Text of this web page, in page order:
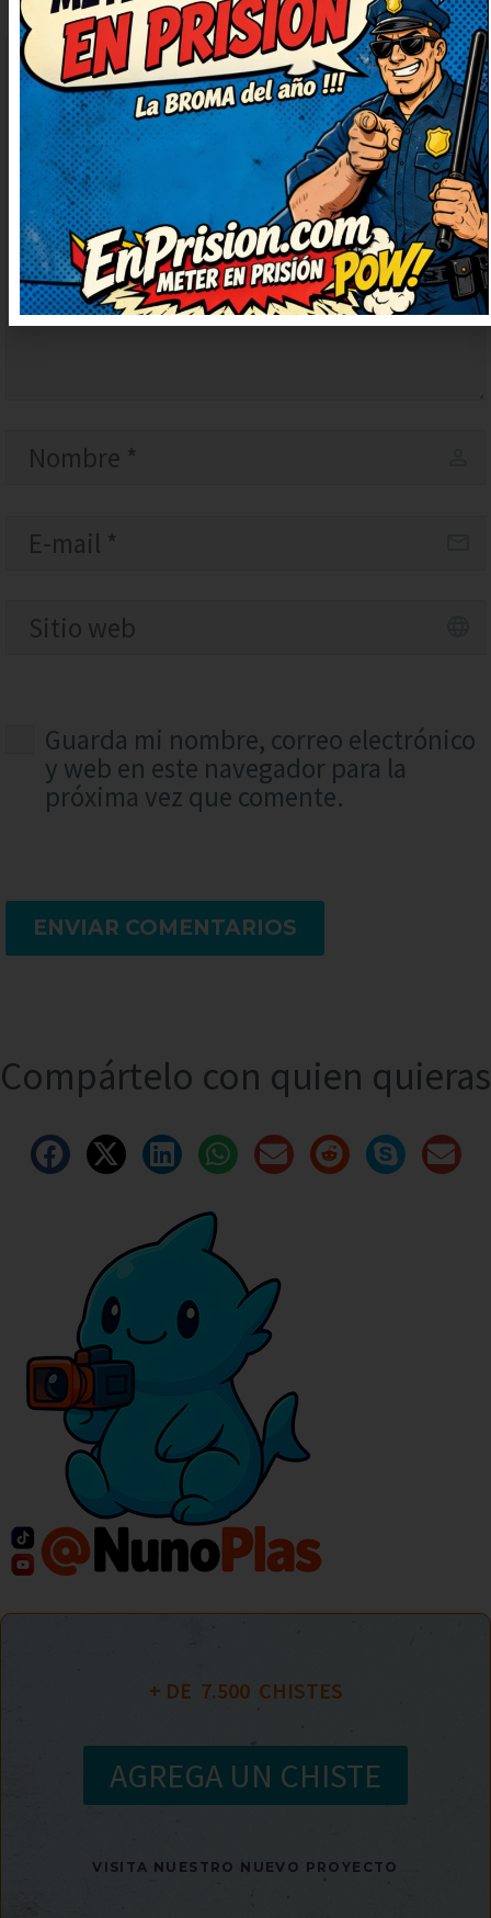
Guarda mi nombre, correo electrónico
y web en este navegador para la
próxima vez que comente.
ENVIAR COMENTARIOS
Compártelo con quien quieras
+ DE 7.500
  CHISTES
AGREGA UN CHISTE
VISITA NUESTRO NUEVO PROYECTO